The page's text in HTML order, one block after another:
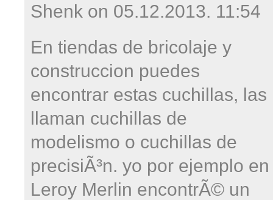
Shenk on 05.12.2013. 11:54
En tiendas de bricolaje y
construccion puedes
encontrar estas cuchillas, las
llaman cuchillas de
modelismo o cuchillas de
precisiÃ³n. yo por ejemplo en
Leroy Merlin encontrÃ© un